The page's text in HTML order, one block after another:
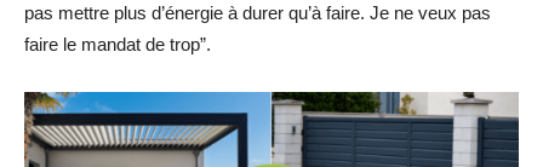
pas mettre plus d’énergie à durer qu’à faire. Je ne veux pas
faire le mandat de trop”.